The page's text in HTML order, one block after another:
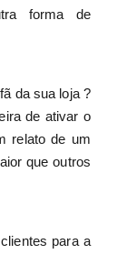
forma de
da sua loja ?
de ativar o
relato de um
que outros
para a